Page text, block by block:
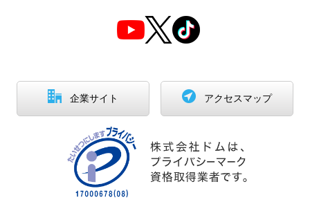
企業サイト アクセスマップ